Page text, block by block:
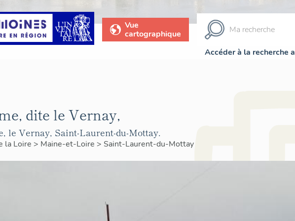
Vue
cartographique
Accéder à la recherche
dite le Vernay,
le Vernay, Saint-Laurent-du-Mottay.
la Loire > Maine-et-Loire > Saint-Laurent-du-Mottay